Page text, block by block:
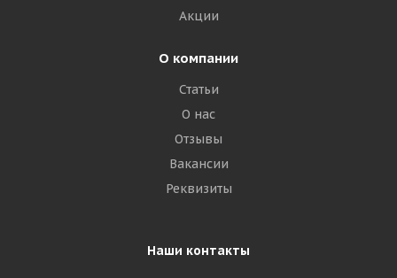
Акции
О компании
Статьи
О нас
Отзывы
Вакансии
Реквизиты
Наши контакты